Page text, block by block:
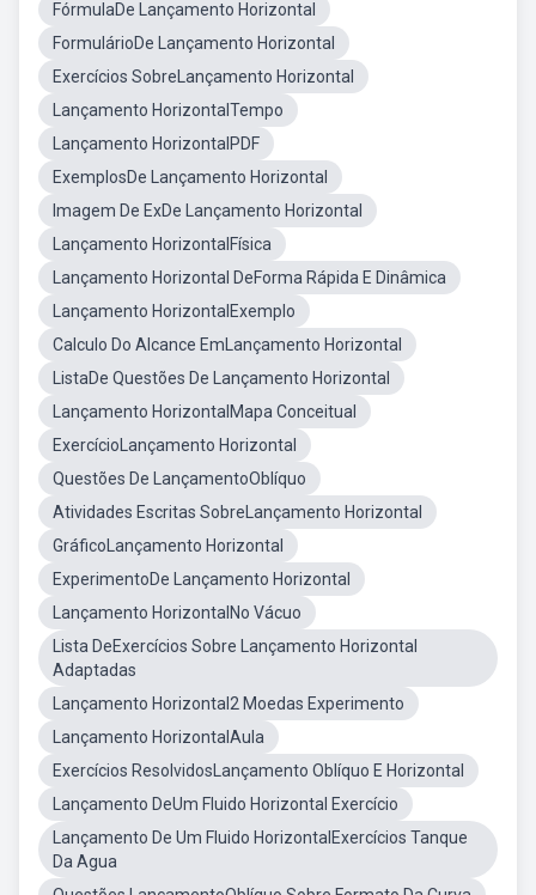
FórmulaDe Lançamento Horizontal
FormulárioDe Lançamento Horizontal
Exercícios SobreLançamento Horizontal
Lançamento HorizontalTempo
Lançamento HorizontalPDF
ExemplosDe Lançamento Horizontal
Imagem De ExDe Lançamento Horizontal
Lançamento HorizontalFísica
Lançamento Horizontal DeForma Rápida E Dinâmica
Lançamento HorizontalExemplo
Calculo Do Alcance EmLançamento Horizontal
ListaDe Questões De Lançamento Horizontal
Lançamento HorizontalMapa Conceitual
ExercícioLançamento Horizontal
Questões De LançamentoOblíquo
Atividades Escritas SobreLançamento Horizontal
GráficoLançamento Horizontal
ExperimentoDe Lançamento Horizontal
Lançamento HorizontalNo Vácuo
Lista DeExercícios Sobre Lançamento Horizontal
Adaptadas
Lançamento Horizontal2 Moedas Experimento
Lançamento HorizontalAula
Exercícios ResolvidosLançamento Oblíquo E Horizontal
Lançamento DeUm Fluido Horizontal Exercício
Lançamento De Um Fluido HorizontalExercícios Tanque
Da Agua